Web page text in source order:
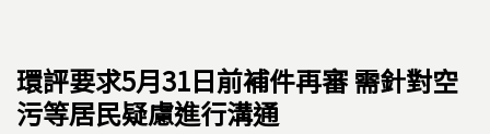
環評要求5月31日前補件再審 需針對空
污等居民疑慮進行溝通